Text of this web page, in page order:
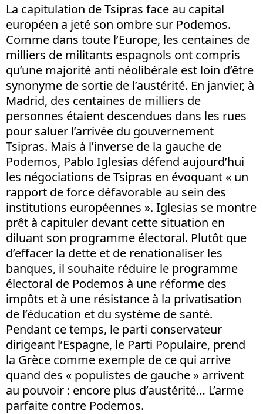
La capitulation de Tsipras face au capital
européen a jeté son ombre sur Podemos.
Comme dans toute l’Europe, les centaines de
milliers de militants espagnols ont compris
qu’une majorité anti néolibérale est loin d’être
synonyme de sortie de l’austérité. En janvier, à
Madrid, des centaines de milliers de
personnes étaient descendues dans les rues
pour saluer l’arrivée du gouvernement
Tsipras. Mais à l’inverse de la gauche de
Podemos, Pablo Iglesias défend aujourd’hui
les négociations de Tsipras en évoquant « un
rapport de force défavorable au sein des
institutions européennes ». Iglesias se montre
prêt à capituler devant cette situation en
diluant son programme électoral. Plutôt que
d’effacer la dette et de renationaliser les
banques, il souhaite réduire le programme
électoral de Podemos à une réforme des
impôts et à une résistance à la privatisation
de l’éducation et du système de santé.
Pendant ce temps, le parti conservateur
dirigeant l’Espagne, le Parti Populaire, prend
la Grèce comme exemple de ce qui arrive
quand des « populistes de gauche » arrivent
au pouvoir : encore plus d’austérité… L’arme
parfaite contre Podemos.